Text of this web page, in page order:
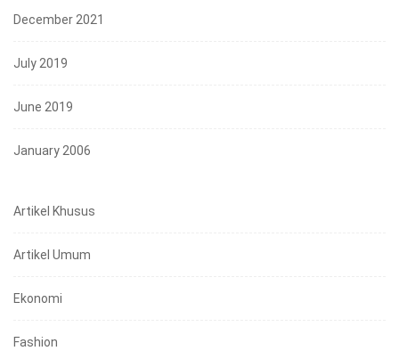
December 2021
July 2019
June 2019
January 2006
Artikel Khusus
Artikel Umum
Ekonomi
Fashion